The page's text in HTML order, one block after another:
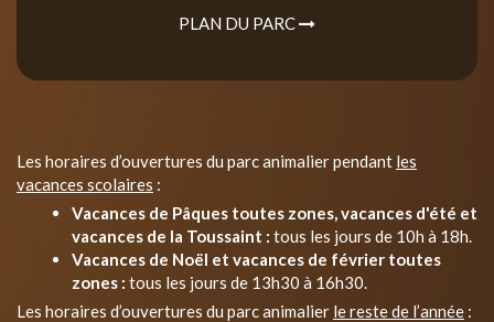
PLAN DU PARC
Les horaires d’ouvertures du parc animalier pendant les
vacances scolaires :
Vacances de Pâques toutes zones, vacances d'été et
vacances de la Toussaint : tous les jours de 10h à 18h.
Vacances de Noël et vacances de février toutes
zones : tous les jours de 13h30 à 16h30.
Les horaires d’ouvertures du parc animalier le reste de l’année :